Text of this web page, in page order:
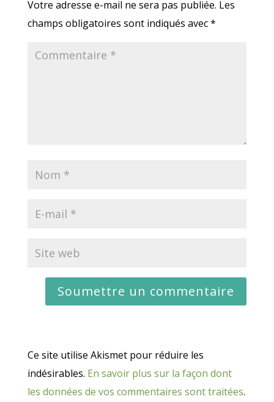
Votre adresse e-mail ne sera pas publiée. Les
champs obligatoires sont indiqués avec*
Ce site utilise Akismet pour réduire les
indésirables. En savoir plus sur la façon dont
les données de vos commentaires sont traitées.